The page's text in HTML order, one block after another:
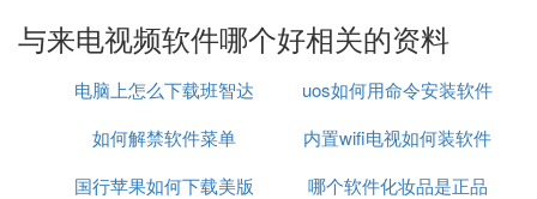
与来电视频软件哪个好相关的资料
电脑上怎么下载班智达
的软件
uos如何用命令安装软件
如何解禁软件菜单
内置wifi电视如何装软件
国行苹果如何下载美版
哪个软件化妆品是正品